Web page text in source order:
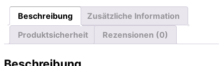
Beschreibung
Zusätzliche Information
Produktsicherheit
Rezensionen (0)